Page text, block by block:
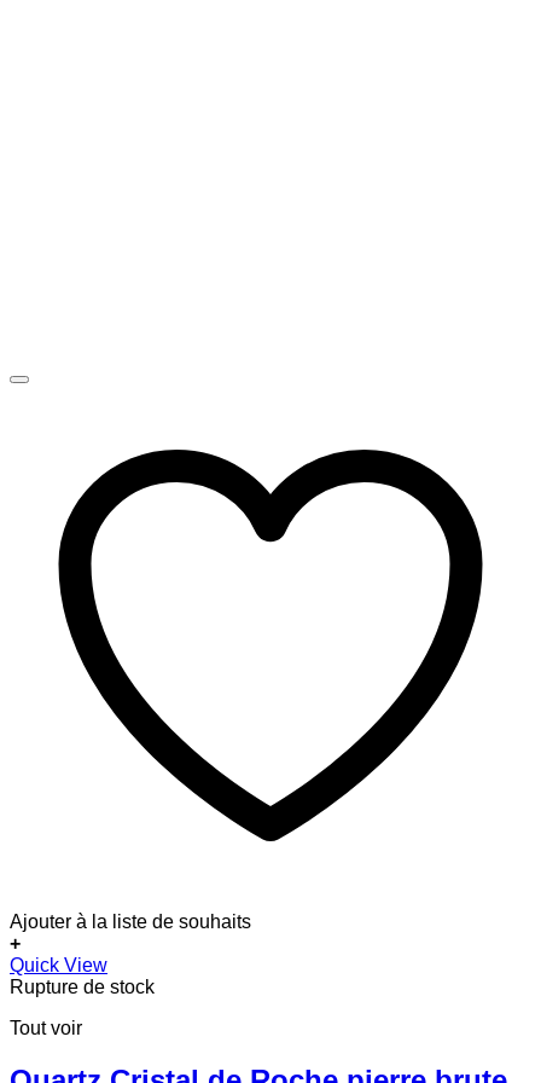
Ajouter à la liste de souhaits
+
Quick View
Rupture de stock
Tout voir